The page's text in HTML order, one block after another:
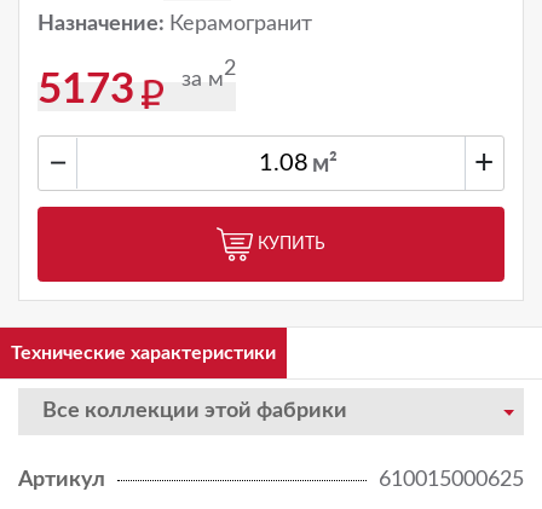
Назначение: Керамогранит
5173 за м2
− м² +
КУПИТЬ
Технические характеристики
Все коллекции этой фабрики
Артикул 610015000625